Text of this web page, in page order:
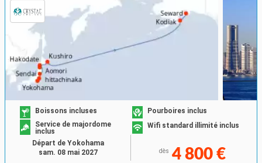
Boissons incluses
Pourboires inclus
Service de majordome
inclus
Wifi standard illimité inclus
dès 4 800 €
Départ de Yokohama
sam. 08 mai 2027